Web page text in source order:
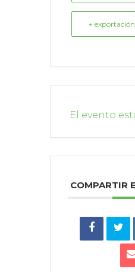
+
El evento
COMPARTIR